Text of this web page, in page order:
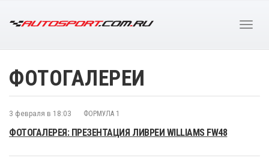
ФОТОГАЛЕРЕИ
3 февраля в 18:03 ФОРМУЛА 1
ФОТОГАЛЕРЕЯ: ПРЕЗЕНТАЦИЯ ЛИВРЕИ WILLIAMS FW48